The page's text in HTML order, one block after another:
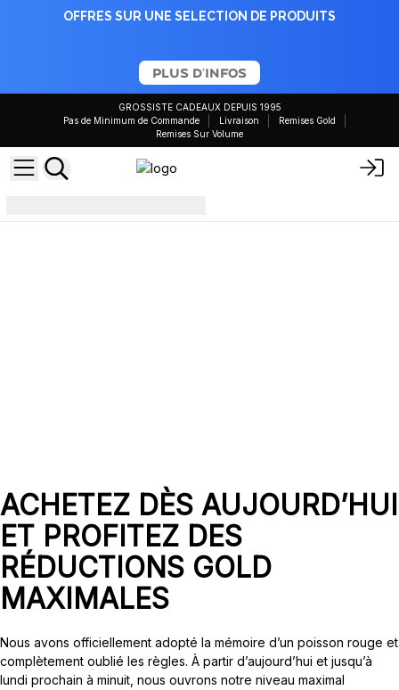
OFFRES SUR UNE SELECTION DE PRODUITS
PLUS D'INFOS
GROSSISTE CADEAUX DEPUIS 1995
Pas de Minimum de Commande
Livraison
Remises Gold
Remises Sur Volume
ACHETEZ DÈS AUJOURD’HUI
ET PROFITEZ DES
RÉDUCTIONS GOLD
MAXIMALES
Nous avons officiellement adopté la mémoire d’un poisson rouge et
complètement oublié les règles. À partir d’aujourd’hui et jusqu’à
lundi prochain à minuit, nous ouvrons notre niveau maximal